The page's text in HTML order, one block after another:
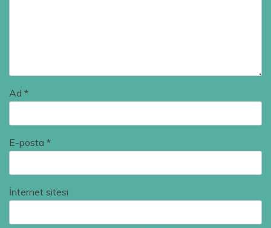
Ad *
E-posta *
İnternet sitesi